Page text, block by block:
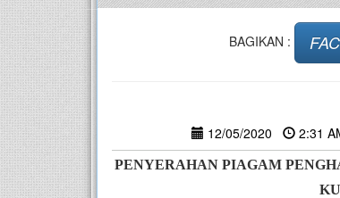
BAGIKAN :
12/05/2020 2:31
PENYERAHAN PIAGAM